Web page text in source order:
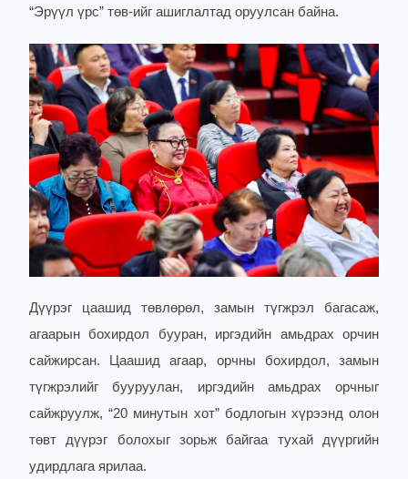
“Эрүүл үрс” төв-ийг ашиглалтад оруулсан байна.
Дүүрэг цаашид төвлөрөл, замын түгжрэл багасаж,
агаарын бохирдол бууран, иргэдийн амьдрах орчин
сайжирсан. Цаашид агаар, орчны бохирдол, замын
түгжрэлийг бууруулан, иргэдийн амьдрах орчныг
сайжруулж, “20 минутын хот” бодлогын хүрээнд олон
төвт дүүрэг болохыг зорьж байгаа тухай дүүргийн
удирдлага ярилаа.